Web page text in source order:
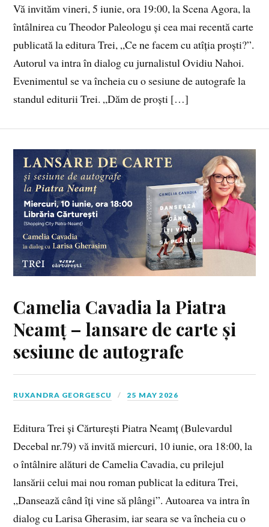
Vă invităm vineri, 5 iunie, ora 19:00, la Scena Agora, la
întâlnirea cu Theodor Paleologu și cea mai recentă carte
publicată la editura Trei, „Ce ne facem cu atîția proști?”.
Autorul va intra în dialog cu jurnalistul Ovidiu Nahoi.
Evenimentul se va încheia cu o sesiune de autografe la
standul editurii Trei. „Dăm de proști […]
Camelia Cavadia la Piatra
Neamț – lansare de carte și
sesiune de autografe
RUXANDRA GEORGESCU 25 MAY 2026
Editura Trei și Cărturești Piatra Neamț (Bulevardul
Decebal nr.79) vă invită miercuri, 10 iunie, ora 18:00, la
o întâlnire alături de Camelia Cavadia, cu prilejul
lansării celui mai nou roman publicat la editura Trei,
„Dansează când îți vine să plângi”. Autoarea va intra în
dialog cu Larisa Gherasim, iar seara se va încheia cu o